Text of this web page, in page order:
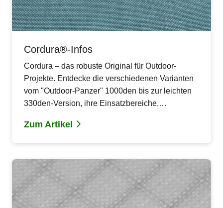
Cordura®-Infos
Cordura – das robuste Original für Outdoor-
Projekte. Entdecke die verschiedenen Varianten
vom "Outdoor-Panzer" 1000den bis zur leichten
330den-Version, ihre Einsatzbereiche,
Zum Artikel